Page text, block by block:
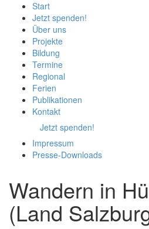
Start
Jetzt spenden!
Über uns
Projekte
Bildung
Termine
Regional
Ferien
Publikationen
Kontakt
Jetzt spenden!
Impressum
Presse-Downloads
Wandern in
(Land